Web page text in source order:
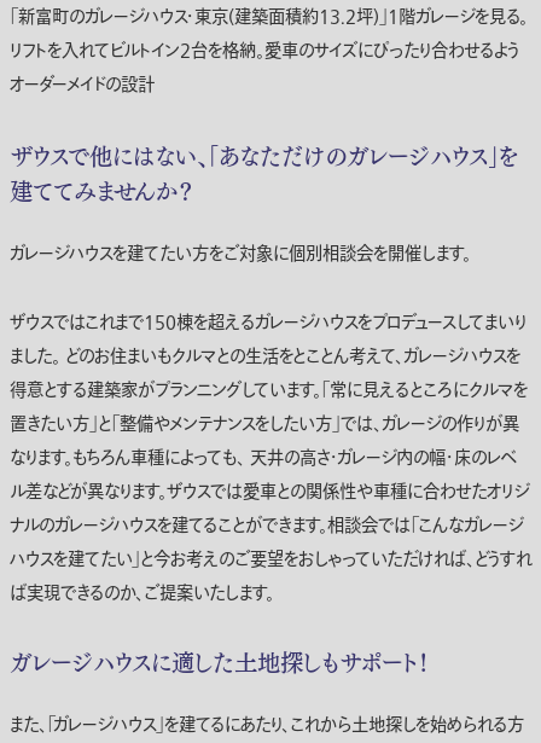
「新富町のガレージハウス・東京(建築面積約13.2坪)」1階ガレージを見る。
リフトを入れてビルトイン2台を格納。愛車のサイズにぴったり合わせるよう
オーダーメイドの設計
ザウスで他にはない、「あなただけのガレージハウス」を
建ててみませんか？
ガレージハウスを建てたい方をご対象に個別相談会を開催します。
ザウスではこれまで150棟を超えるガレージハウスをプロデュースしてまいり
ました。 どのお住まいもクルマとの生活をとことん考えて、ガレージハウスを
得意とする建築家がプランニングしています。「常に見えるところにクルマを
置きたい方」と「整備やメンテナンスをしたい方」では、ガレージの作りが異
なります。もちろん車種によっても、 天井の高さ・ガレージ内の幅・床のレベ
ル差などが異なります。ザウスでは愛車との関係性や車種に合わせたオリジ
ナルのガレージハウスを建てることができます。相談会では「こんなガレージ
ハウスを建てたい」と今お考えのご要望をおしゃっていただければ、どうすれ
ば実現できるのか、ご提案いたします。
ガレージハウスに適した土地探しもサポート！
また、「ガレージハウス」を建てるにあたり、これから土地探しを始められる方